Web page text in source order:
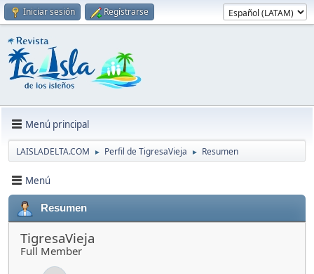
Iniciar sesión Regístrarse
Menú principal
LAISLADELTA.COM ► Perfil de TigresaVieja ► Resumen
Menú
Resumen
TigresaVieja
Full Member